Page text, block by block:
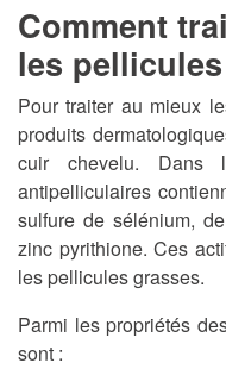
Comment
les
Pour traiter au mieux
produits
cuir chevelu. Dans
antipelliculaires
sulfure de sélénium,
zinc pyrithione. Ces
les pellicules grasses.
Parmi les propriétés
sont :